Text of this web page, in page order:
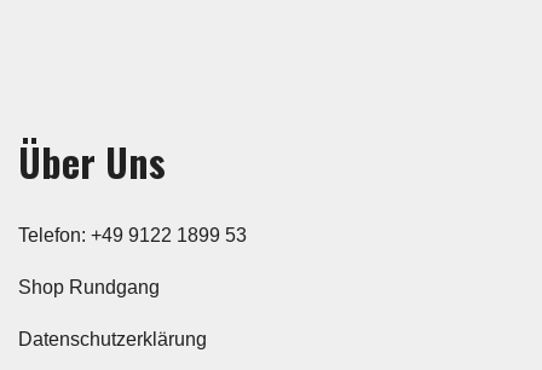
Über Uns
Telefon: +49 9122 1899 53
Shop Rundgang
Datenschutzerklärung